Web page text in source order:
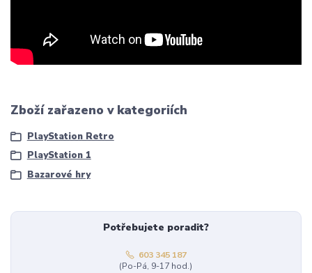
Zboží zařazeno v kategoriích
PlayStation Retro
PlayStation 1
Bazarové hry
Potřebujete poradit?
603 345 187
(Po-Pá, 9-17 hod.)